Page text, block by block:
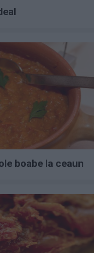
boabe la ceaun